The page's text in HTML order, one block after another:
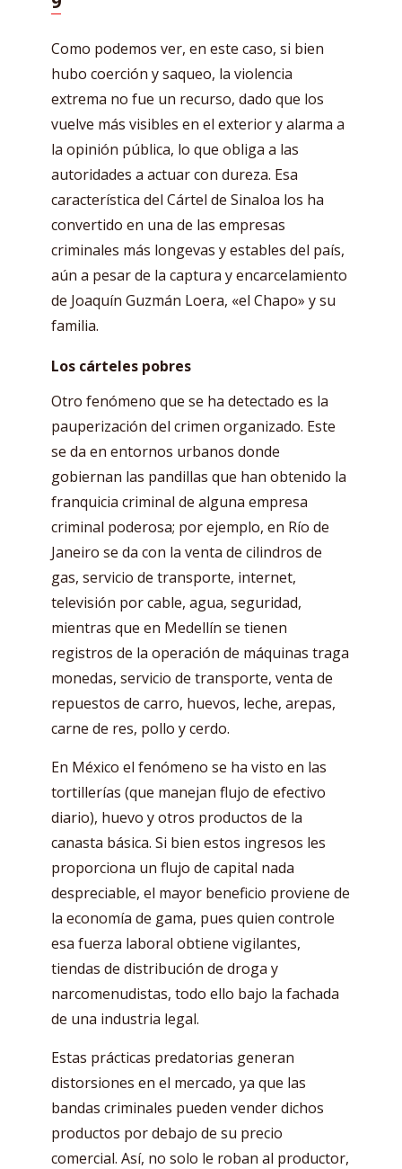
Como podemos ver, en este caso, si bien
hubo coerción y saqueo, la violencia
extrema no fue un recurso, dado que los
vuelve más visibles en el exterior y alarma a
la opinión pública, lo que obliga a las
autoridades a actuar con dureza. Esa
característica del Cártel de Sinaloa los ha
convertido en una de las empresas
criminales más longevas y estables del país,
aún a pesar de la captura y encarcelamiento
de Joaquín Guzmán Loera, «el Chapo» y su
familia.
Los cárteles pobres
Otro fenómeno que se ha detectado es la
pauperización del crimen organizado. Este
se da en entornos urbanos donde
gobiernan las pandillas que han obtenido la
franquicia criminal de alguna empresa
criminal poderosa; por ejemplo, en Río de
Janeiro se da con la venta de cilindros de
gas, servicio de transporte, internet,
televisión por cable, agua, seguridad,
mientras que en Medellín se tienen
registros de la operación de máquinas traga
monedas, servicio de transporte, venta de
repuestos de carro, huevos, leche, arepas,
carne de res, pollo y cerdo.
En México el fenómeno se ha visto en las
tortillerías (que manejan flujo de efectivo
diario), huevo y otros productos de la
canasta básica. Si bien estos ingresos les
proporciona un flujo de capital nada
despreciable, el mayor beneficio proviene de
la economía de gama, pues quien controle
esa fuerza laboral obtiene vigilantes,
tiendas de distribución de droga y
narcomenudistas, todo ello bajo la fachada
de una industria legal.
Estas prácticas predatorias generan
distorsiones en el mercado, ya que las
bandas criminales pueden vender dichos
productos por debajo de su precio
comercial. Así, no solo le roban al productor,